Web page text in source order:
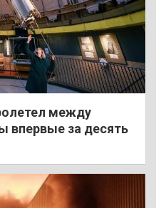
между
впервые за десять